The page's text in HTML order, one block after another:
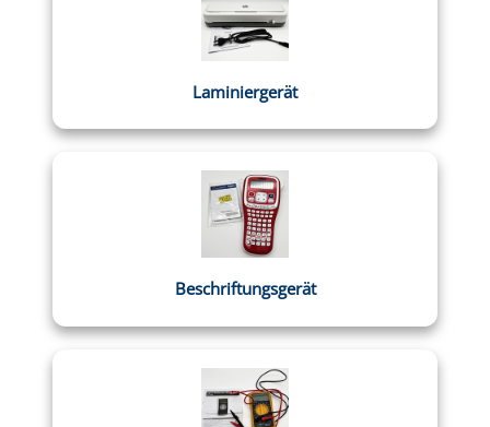
Laminiergerät
Beschriftungsgerät